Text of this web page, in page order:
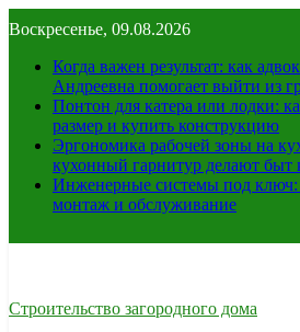
к
содержимому
Воскресенье, 09.08.2026
Когда важен результат: как
Андреевна помогает выйти из
Понтон для катера или лодки:
размер и купить конструкцию
Эргономика рабочей зоны на
кухонный гарнитур делают
Инженерные системы под ключ:
монтаж и обслуживание
Строительство загородного дома